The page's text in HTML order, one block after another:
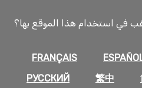
في استخدام هذا الموقع بها؟
FRANÇAIS
繁中
РУССКИЙ